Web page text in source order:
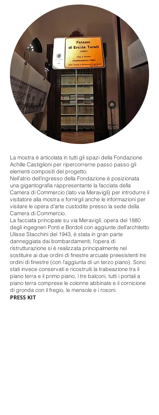
La mostra è articolata in tutti gli spazi della Fondazione
Achille Castiglioni per ripercorrerne passo passo gli
elementi compositi del progetto.
Nell’atrio dell’ingresso della Fondazione è posizionata
una gigantografia rappresentante la facciata della
Camera di Commercio (lato via Meravigli) per introdurre il
visitatore alla mostra e fornirgli anche le informazioni per
visitare le opera d’arte custodite presso la sede della
Camera di Commercio.
La facciata principale su via Meravigli, opera del 1880
degli ingegneri Ponti e Bordoli con aggiunte dell’architetto
Ulisse Stacchini del 1943, è stata in gran parte
danneggiata dai bombardamenti; l’opera di
ristrutturazione si è realizzata principalmente nel
sostituire ai due ordini di finestre arcuate preesistenti tre
ordini di finestre (con l’aggiunta di un terzo piano). Sono
stati invece conservati e ricostruiti la trabeazione tra il
piano terra e il primo piano, i tre balconi, tutti i portali a
piano terra comprese le colonne abbinate e il cornicione
di gronda con il fregio, le mensole e i rosoni.
PRESS KIT